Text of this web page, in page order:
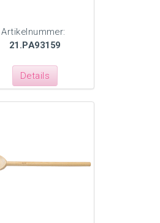
Artikelnummer:
21.PA93159
Details